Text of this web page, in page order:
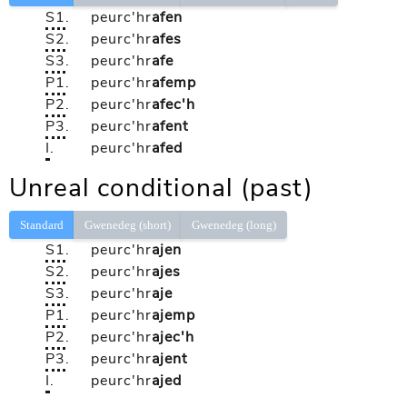
S1. peurc'hrafen
S2. peurc'hrafes
S3. peurc'hrafe
P1. peurc'hrafemp
P2. peurc'hrafec'h
P3. peurc'hrafent
I. peurc'hrafed
Unreal conditional (past)
Standard Gwenedeg (short) Gwenedeg (long)
S1. peurc'hrajen
S2. peurc'hrajes
S3. peurc'hraje
P1. peurc'hrajemp
P2. peurc'hrajec'h
P3. peurc'hrajent
I. peurc'hrajed